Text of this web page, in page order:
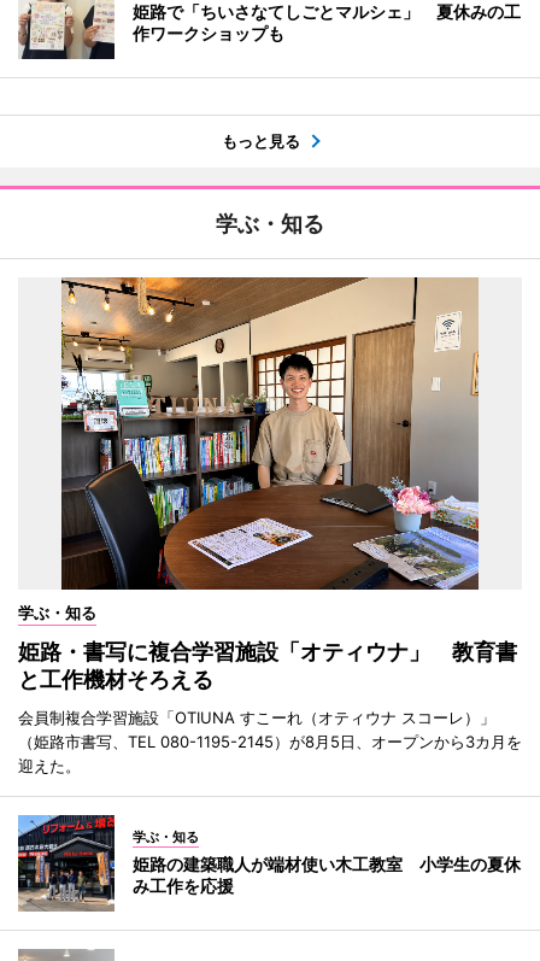
姫路で「ちいさなてしごとマルシェ」 夏休みの工
作ワークショップも
もっと見る
学ぶ・知る
学ぶ・知る
姫路・書写に複合学習施設「オティウナ」 教育書
と工作機材そろえる
会員制複合学習施設「OTIUNA すこーれ（オティウナ スコーレ）」
（姫路市書写、TEL 080-1195-2145）が8月5日、オープンから3カ月を
迎えた。
学ぶ・知る
姫路の建築職人が端材使い木工教室 小学生の夏休
み工作を応援